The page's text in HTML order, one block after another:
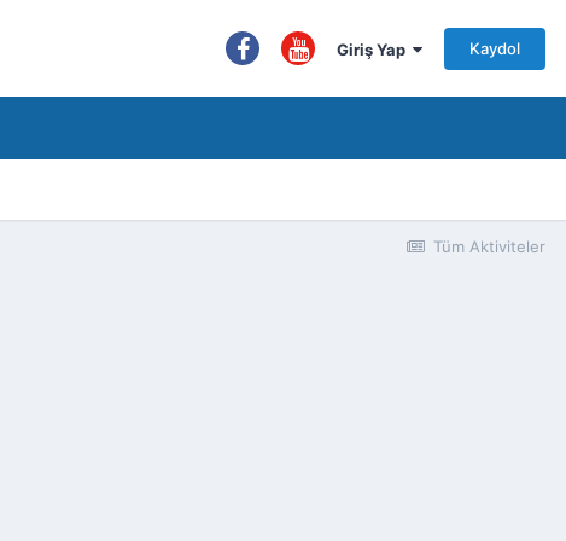
Giriş Yap Kaydol
Tüm Aktiviteler